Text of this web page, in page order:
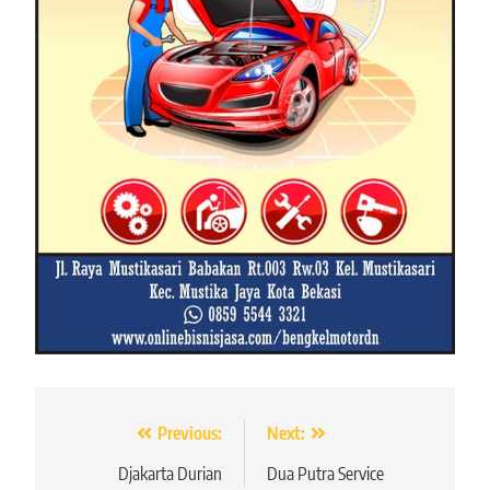
Navigasi Previous:
Djakarta Durian
Next:
Dua Putra Service